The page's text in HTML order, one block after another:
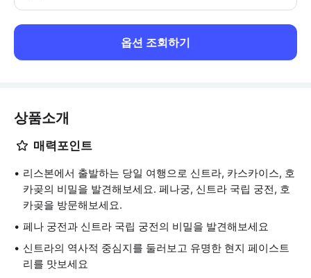
옵션 조회하기
상품소개
매력포인트
리스본에서 출발하는 당일 여행으로 신트라, 카스카이스, 호
카곶의 비밀을 발견해보세요. 페나궁, 신트라 국립 궁전, 호
카곶을 방문해보세요.
페나 궁전과 신트라 국립 궁전의 비밀을 발견해보세요
신트라의 역사적 중심지를 둘러보고 유명한 현지 페이스트
리를 맛보세요